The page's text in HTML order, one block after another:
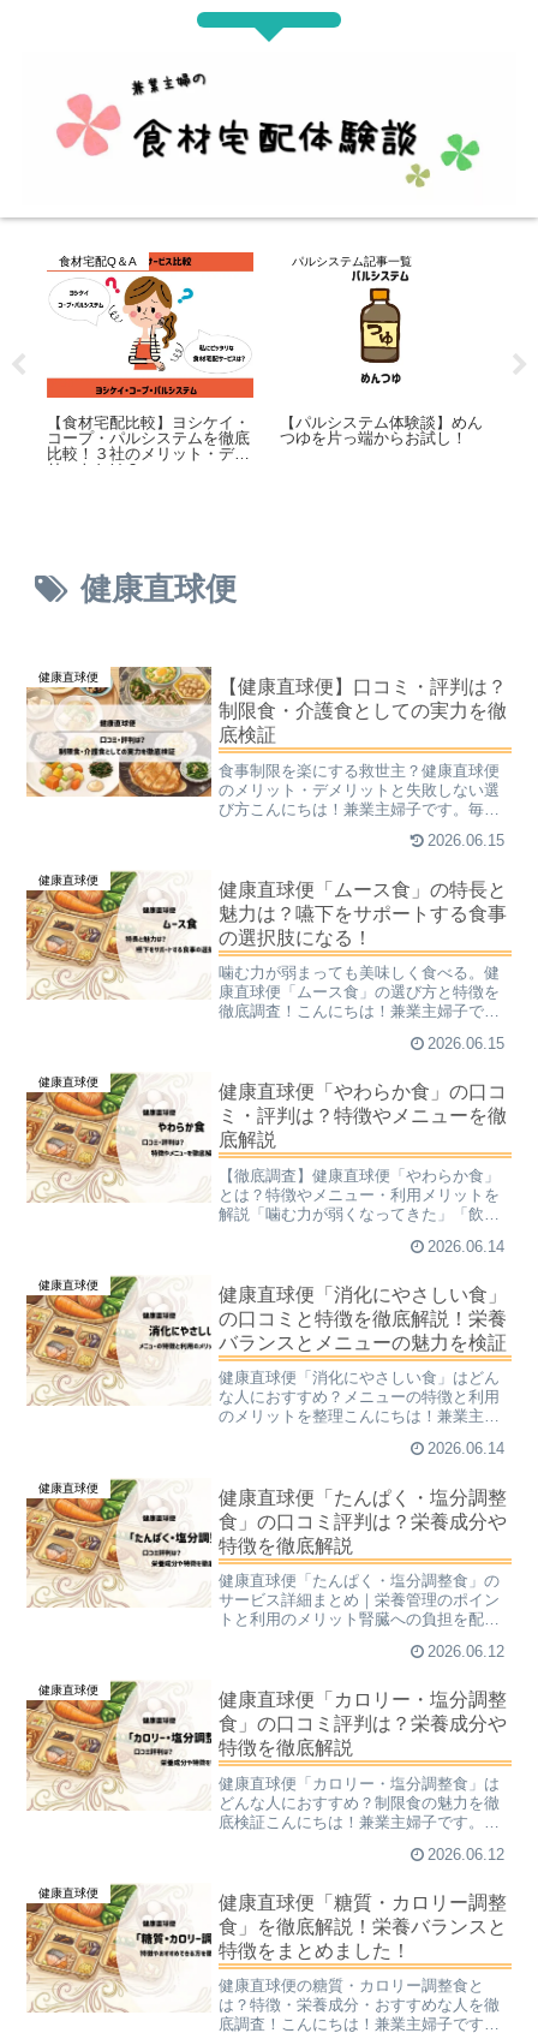
食材宅配Q＆A
【食材宅配比較】ヨシケイ・
コープ・パルシステムを徹底
比較！３社のメリット・デメ
リットとは？
パルシステム記事一覧
【パルシステム体験談】めん
つゆを片っ端からお試し！
健康直球便
健康直球便
【健康直球便】口コミ・評判は？
制限食・介護食としての実力を徹
底検証
食事制限を楽にする救世主？健康直球便
のメリット・デメリットと失敗しない選
び方こんにちは！兼業主婦子です。毎日
ランスの整った温かい食事で家族の健康
しまう身の程知らずな私が...
2026.06.15
健康直球便
健康直球便「ムース食」の特長と
魅力は？嚥下をサポートする食事
の選択肢になる！
噛む力が弱まっても美味しく食べる。健
康直球便「ムース食」の選び方と特徴を
徹底調査！こんにちは！兼業主婦子で
くなってきたけれど、これまで通り食事
のを準備したい」という願い...
2026.06.15
健康直球便
健康直球便「やわらか食」の口コ
ミ・評判は？特徴やメニューを徹
底解説
【徹底調査】健康直球便「やわらか食」
とは？特徴やメニュー・利用メリットを
解説「噛む力が弱くなってきた」「飲み
ていないようだ」。そうした親やパート
サポートができるのか悩ま...
2026.06.14
健康直球便
健康直球便「消化にやさしい食」
の口コミと特徴を徹底解説！栄養
バランスとメニューの魅力を検証
健康直球便「消化にやさしい食」はどん
な人におすすめ？メニューの特徴と利用
のメリットを整理こんにちは！兼業主婦
気になったり、消化に良いものを食べた
ゃいますか？そんな悩みを...
2026.06.14
健康直球便
健康直球便「たんぱく・塩分調整
食」の口コミ評判は？栄養成分や
特徴を徹底解説
健康直球便「たんぱく・塩分調整食」の
サービス詳細まとめ｜栄養管理のポイン
トと利用のメリット腎臓への負担を配慮
計算が必要となり、大きな負担になりが
の整った食事を取り入れら...
2026.06.12
健康直球便
健康直球便「カロリー・塩分調整
食」の口コミ評判は？栄養成分や
特徴を徹底解説
健康直球便「カロリー・塩分調整食」は
どんな人におすすめ？制限食の魅力を徹
底検証こんにちは！兼業主婦子です。毎
リーや塩分を計算しながら献立を考える
要な場合、栄養バランスを...
2026.06.12
健康直球便
健康直球便「糖質・カロリー調整
食」を徹底解説！栄養バランスと
特徴をまとめました！
健康直球便の糖質・カロリー調整食と
は？特徴・栄養成分・おすすめな人を徹
底調査！こんにちは！兼業主婦子です。